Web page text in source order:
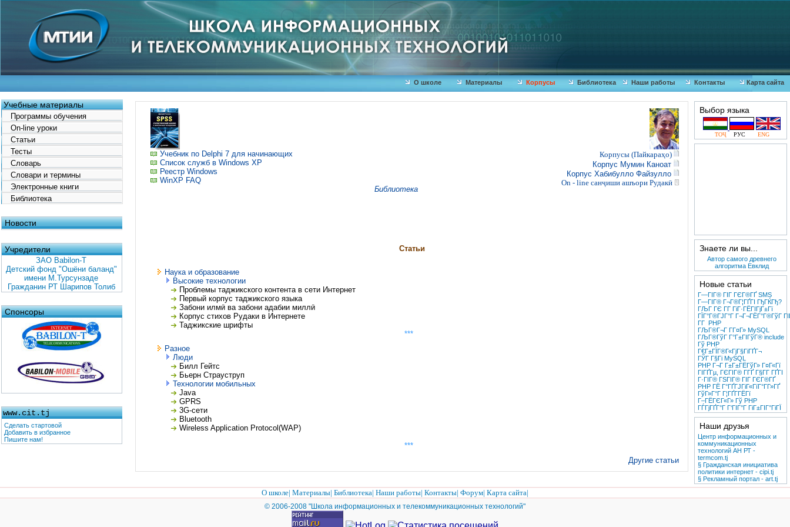
Карта сайта
Контакты
Наши работы
Библиотека
Корпусы
Материалы
О школе
Учебные материалы
Программы обучения
On-line уроки
Статьи
Тесты
Словарь
Словари и термины
Электронные книги
Библиотека
Новости
Учредители
ЗАО Babilon-T
Детский фонд "Ошёни баланд"
имени М.Турсунзаде
Гражданин РТ Шарипов Толиб
Спонсоры
www.cit.tj
Сделать стартовой
Добавить в избранное
Пишите нам!
Учебник по Delphi 7 для начинающих
Список служб в Windows XP
Реестр Windows
WinXP FAQ
Библиотека
Корпусы (Пайкараҳо)
Корпус Мумин Каноат
Корпус Хабибулло Файзулло
On - line санҷиши ашъори Рудакӣ
Статьи
Наука и образование
Высокие технологии
Проблемы таджикского контента в сети Интернет
Первый корпус таджикского языка
Забони илмӣ ва забони адабии миллӣ
Корпус стихов Рудаки в Интернете
Таджикские шрифты
***
Разное
Люди
Билл Гейтс
Бьерн Страуструп
Технологии мобильных
Java
GPRS
3G-сети
Bluetooth
Wireless Application Protocol(WAP)
***
Другие статьи
Выбор языка
ТОҶ РУС ENG
Знаете ли вы...
Автор самого древнего
алгоритма Евклид
Новые статьи
Г—ГІГ® ГІГ ГЄГ®ГҐ SMS
Г—ГІГ® Г¬Г®Г¦ГҐГІ ГђГЌГђ?
ГЉГ ГЄ Г­Г ГіГ·ГЁГІГјГ±Гї
ГЇГ°Г®ГЈГ°Г Г¬Г¬ГЁГ°Г®ГўГ
Г­Г PHP
ГЉГ®Г¬Г Г­Г¤Г» MySQL
ГЉГ®ГўГ Г°Г±ГІГўГ® include
Гў PHP
Г€Г±ГЇГ®Г«ГјГ§ГіГҐГ¬
ГЎГ Г§Гі MySQL
PHP Г¬Г Г±Г±ГЁГўГ» Г¤Г«Гї
ГІГҐГµ, ГЄГІГ® Г­ГҐ Г§Г­Г ГҐГІ
Г·ГІГ® ГЅГІГ® ГІГ ГЄГ®ГҐ
PHP ГЁ Г°ГҐГЈГіГ«ГїГ°Г­Г»ГҐ
ГўГ»Г°Г Г¦ГҐГ­ГЁГї
Г–ГЁГЄГ«Г» Гў PHP
ГЃГјГҐГ°Г­ Г‘ГІГ°Г ГіГ±ГІГ°ГіГЇ
Наши друзья
Центр информационных и
коммуникационных
технологий АН РТ -
termcom.tj
§ Гражданская инициатива
политики интернет - cipi.tj
§ Рекламный портал - art.tj
О школе| Материалы| Библиотека| Наши работы| Контакты| Форум| Карта сайта|
© 2006-2008 "Школа информационных и телекоммуникационных технологий"